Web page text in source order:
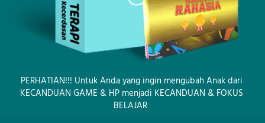
PERHATIAN!!! Untuk Anda yang ingin mengubah Anak dari
KECANDUAN GAME & HP menjadi KECANDUAN & FOKUS
BELAJAR